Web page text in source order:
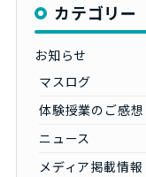
カテゴリー
お知らせ
マスログ
体験授業のご感想
ニュース
メディア掲載情報